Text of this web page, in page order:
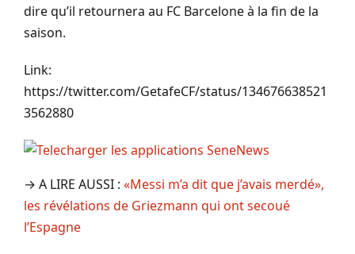
dire qu’il retournera au FC Barcelone à la fin de la
saison.
Link:
https://twitter.com/GetafeCF/status/134676638521
3562880
→ A LIRE AUSSI : «Messi m’a dit que j’avais merdé»,
les révélations de Griezmann qui ont secoué
l’Espagne